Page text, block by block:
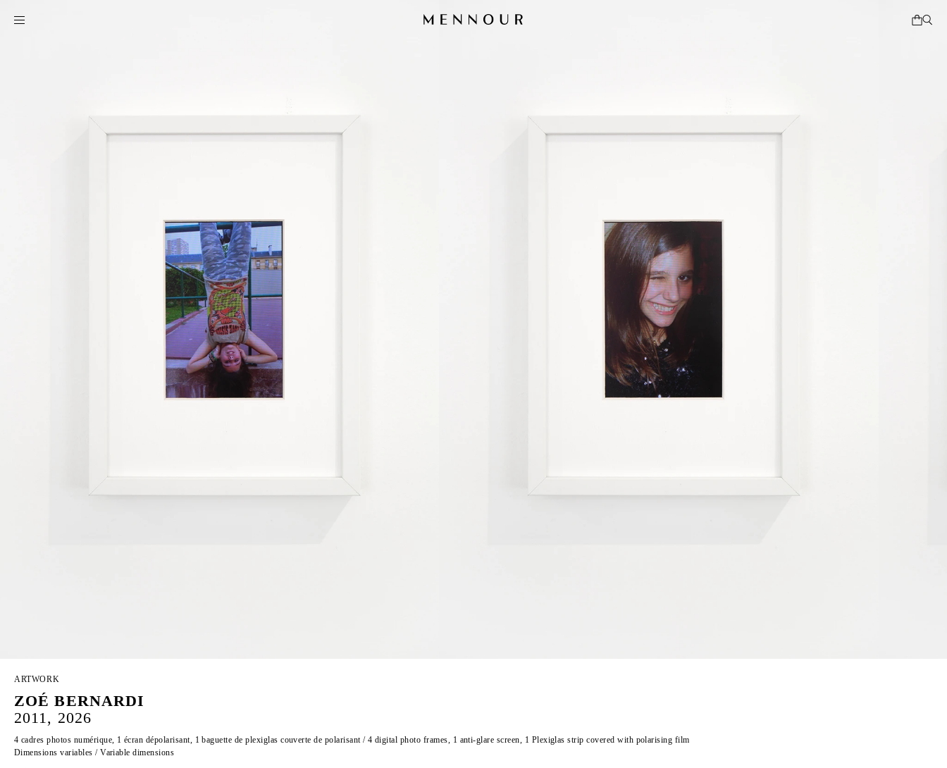
ARTWORK
ZOÉ BERNARDI
2011, 2026
4 cadres photos numérique, 1 écran dépolarisant, 1 baguette de plexiglas couverte de polarisant / 4 digital photo frames, 1 anti-glare screen, 1 Plexiglas strip covered with polarising film
Dimensions variables / Variable dimensions